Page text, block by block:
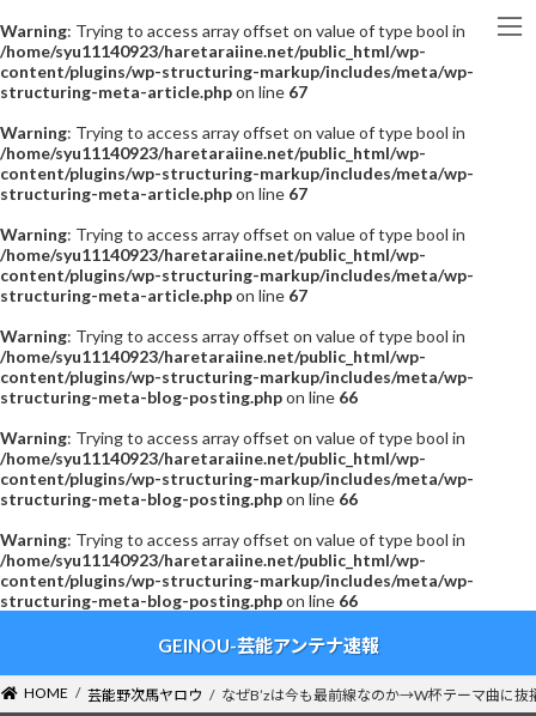
Warning: Trying to access array offset on value of type bool in
/home/syu11140923/haretaraiine.net/public_html/wp-
content/plugins/wp-structuring-markup/includes/meta/wp-
structuring-meta-article.phpon line 67
Warning: Trying to access array offset on value of type bool in
/home/syu11140923/haretaraiine.net/public_html/wp-
content/plugins/wp-structuring-markup/includes/meta/wp-
structuring-meta-article.phpon line 67
Warning: Trying to access array offset on value of type bool in
/home/syu11140923/haretaraiine.net/public_html/wp-
content/plugins/wp-structuring-markup/includes/meta/wp-
structuring-meta-article.phpon line 67
Warning: Trying to access array offset on value of type bool in
/home/syu11140923/haretaraiine.net/public_html/wp-
content/plugins/wp-structuring-markup/includes/meta/wp-
structuring-meta-blog-posting.phpon line 66
Warning: Trying to access array offset on value of type bool in
/home/syu11140923/haretaraiine.net/public_html/wp-
content/plugins/wp-structuring-markup/includes/meta/wp-
structuring-meta-blog-posting.phpon line 66
Warning: Trying to access array offset on value of type bool in
/home/syu11140923/haretaraiine.net/public_html/wp-
content/plugins/wp-structuring-markup/includes/meta/wp-
structuring-meta-blog-posting.phpon line 66
ン
ー
GEINOU-芸能アンテナ速報
HOME 芸能野次馬ヤロウ なぜB’zは今も最前線なのか→W杯テーマ曲に抜